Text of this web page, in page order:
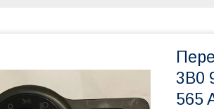
3B0
565